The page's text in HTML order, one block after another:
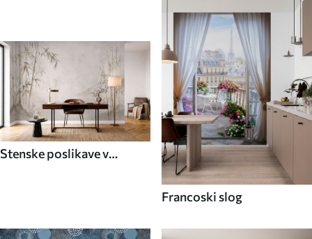
Stenske poslikave v
Francoski slog